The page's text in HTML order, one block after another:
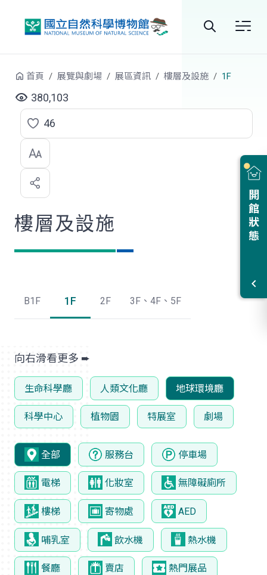
站
尋
開館狀態
首頁 展覽與劇場 展區資訊 樓層及設施 1F
380,103
點
選
喜
歡
46
樓層及設施
B1F 1F 2F 3F、4F、5F
生命科學廳 人類文化廳 地球環境廳
科學中心 植物園 特展室 劇場
全部 服務台 停車場
電梯 化妝室 無障礙廁所
樓梯 寄物處 AED
哺乳室 飲水機 熱水機
餐廳 賣店 熱門展品